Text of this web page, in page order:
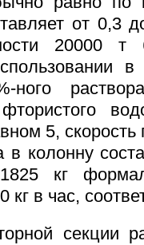
от 0,3
20000 т
в
ного
5,
в колонну
1825 кг
кг в час,
секции